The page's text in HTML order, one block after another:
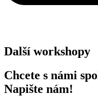
Další workshopy
Chcete s námi
Napište nám!